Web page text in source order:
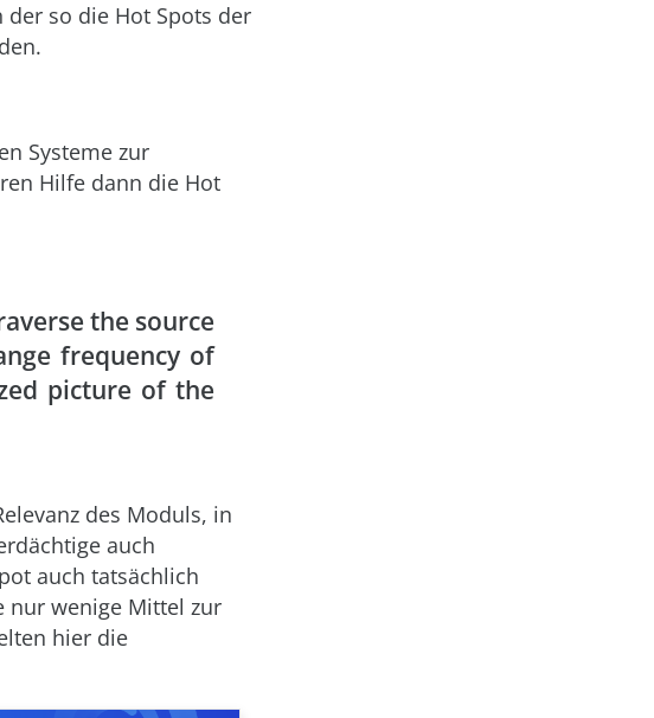
so die Hot Spots der
Systeme zur
Hilfe dann die Hot
the source
frequency of
picture of the
des Moduls, in
auch
auch tatsächlich
nur wenige Mittel zur
hier die